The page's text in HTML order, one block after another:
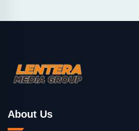
About Us